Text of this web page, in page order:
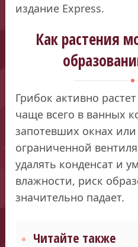
издание Express.
Как растения
Грибок активно
чаще всего в ванных
запотевших окнах или
ограниченной
удалять конденсат и
влажности, риск
значительно падает.
Читайте также